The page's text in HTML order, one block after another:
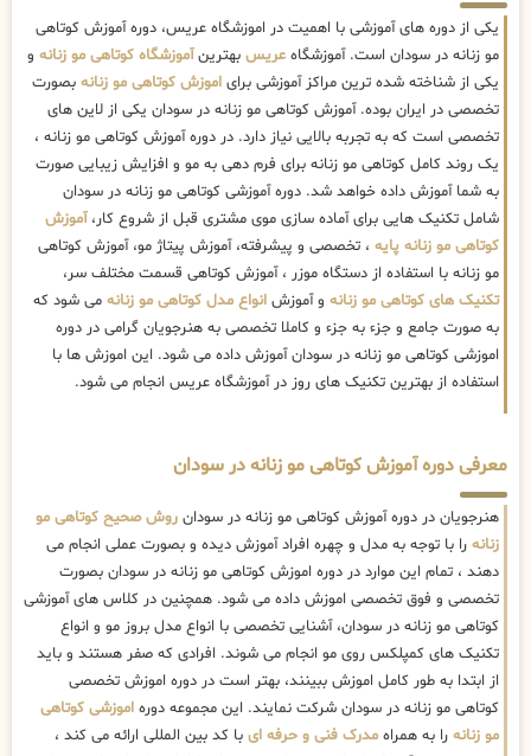
یکی از دوره های آموزشی با اهمیت در اموزشگاه عریس، دوره آموزش کوتاهی
مو زنانه در سودان است. آموزشگاه عریس بهترینآموزشگاه کوتاهی مو زنانه و
یکی از شناخته شده ترین مراکز آموزشی برای اموزش کوتاهی مو زنانه بصورت
تخصصی در ایران بوده. آموزش کوتاهی مو زنانه در سودان یکی از لاین های
تخصصی است که به تجربه بالایی نیاز دارد. در دوره آموزش کوتاهی مو زنانه ،
یک روند کامل کوتاهی مو زنانه برای فرم دهی به مو و افزایش زیبایی صورت
به شما آموزش داده خواهد شد. دوره آموزشی کوتاهی مو زنانه در سودان
شامل تکنیک هایی برای آماده سازی موی مشتری قبل از شروع کار،آموزش
کوتاهی مو زنانه پایه ، تخصصی و پیشرفته، آموزش پیتاژ مو، آموزش کوتاهی
مو زنانه با استفاده از دستگاه موزر ، آموزش کوتاهی قسمت مختلف سر،
تکنیک های کوتاهی مو زنانه و آموزش انواع مدل کوتاهی مو زنانه می شود که
به صورت جامع و جزء به جزء و کاملا تخصصی به هنرجویان گرامی در دوره
اموزشی کوتاهی مو زنانه در سودان آموزش داده می شود. این اموزش ها با
استفاده از بهترین تکنیک های روز در آموزشگاه عریس انجام می شود.
معرفی دوره آموزش کوتاهی مو زنانه در سودان
هنرجویان در دوره آموزش کوتاهی مو زنانه در سودان روش صحیح کوتاهی مو
زنانه را با توجه به مدل و چهره افراد آموزش دیده و بصورت عملی انجام می
دهند ، تمام این موارد در دوره اموزش کوتاهی مو زنانه در سودان بصورت
تخصصی و فوق تخصصی اموزش داده می شود. همچنین در کلاس های آموزشی
کوتاهی مو زنانه در سودان، آشنایی تخصصی با انواع مدل بروز مو و انواع
تکنیک های کمپلکس روی مو انجام می شوند. افرادی که صفر هستند و باید
از ابتدا به طور کامل اموزش ببینند، بهتر است در دوره اموزش تخصصی
کوتاهی مو زنانه در سودان شرکت نمایند. این مجموعه دوره اموزشی کوتاهی
مو زنانه را به همراه مدرک فنی و حرفه ای با کد بین المللی ارائه می کند ،